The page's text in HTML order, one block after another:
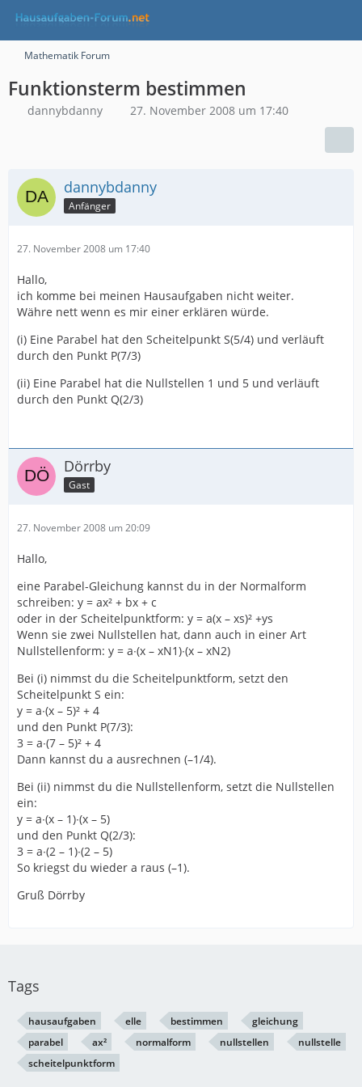
Mathematik Forum
Funktionsterm bestimmen
dannybdanny 27. November 2008 um 17:40
dannybdanny
Anfänger
27. November 2008 um 17:40
Hallo,
ich komme bei meinen Hausaufgaben nicht weiter.
Währe nett wenn es mir einer erklären würde.
(i) Eine Parabel hat den Scheitelpunkt S(5/4) und verläuft
durch den Punkt P(7/3)
(ii) Eine Parabel hat die Nullstellen 1 und 5 und verläuft
durch den Punkt Q(2/3)
Dörrby
Gast
27. November 2008 um 20:09
Hallo,
eine Parabel-Gleichung kannst du in der Normalform
schreiben: y = ax² + bx + c
oder in der Scheitelpunktform: y = a(x – xs)² +ys
Wenn sie zwei Nullstellen hat, dann auch in einer Art
Nullstellenform: y = a∙(x – xN1)∙(x – xN2)
Bei (i) nimmst du die Scheitelpunktform, setzt den
Scheitelpunkt S ein:
y = a∙(x – 5)² + 4
und den Punkt P(7/3):
3 = a∙(7 – 5)² + 4
Dann kannst du a ausrechnen (–1/4).
Bei (ii) nimmst du die Nullstellenform, setzt die Nullstellen
ein:
y = a∙(x – 1)∙(x – 5)
und den Punkt Q(2/3):
3 = a∙(2 – 1)∙(2 – 5)
So kriegst du wieder a raus (–1).
Gruß Dörrby
Tags
hausaufgaben elle bestimmen
gleichung
parabel
ax² normalform nullstellen
nullstelle
scheitelpunktform